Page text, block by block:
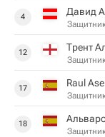
4 Давид
12 Трент
17 Raul
18